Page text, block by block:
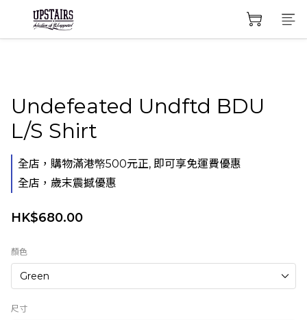
Undefeated Undftd BDU
L/S Shirt
全店，購物滿港幤500元正, 即可享免運費優惠
全店，歲末震撼優惠
HK$680.00
顏色
尺寸